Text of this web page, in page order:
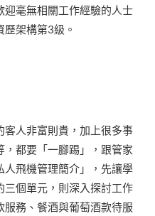
迎毫無相關工作經驗的人士
架構第3級。
客人非富則貴，加上很多事
都要「一腳踢」，跟管家
人飛機管理簡介」，先讓學
三個單元，則深入探討工作
務、餐酒與葡萄酒款待服